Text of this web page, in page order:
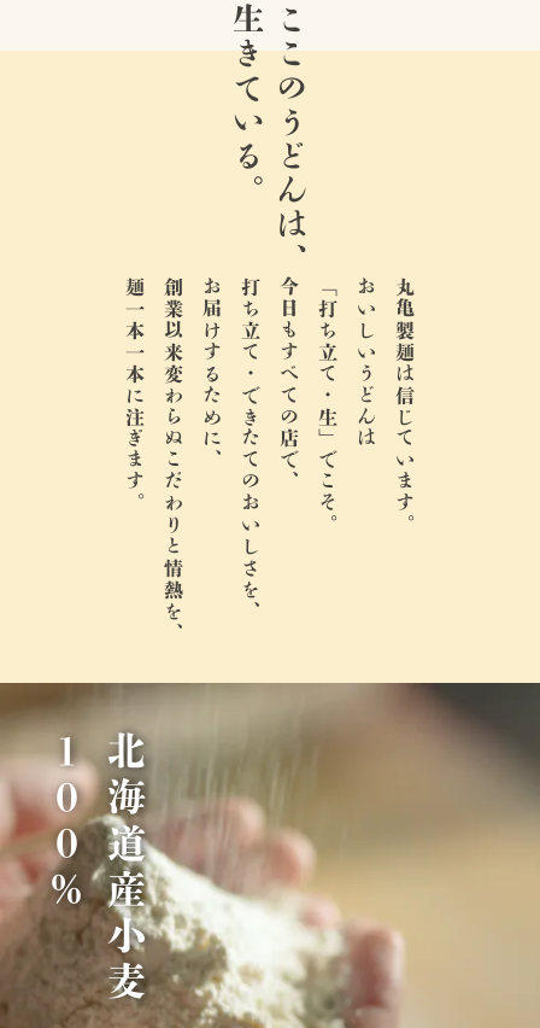
ここのうどんは、
生きている。
丸亀製麺は信じています。
おいしいうどんは
「打ち立て・生」でこそ。
今日もすべての店で、
打ち立て・できたてのおいしさを、
お届けするために、
創業以来変わらぬこだわりと情熱を、
麺一本一本に注ぎます。
北
海
道
産
小
麦
1
0
0
％